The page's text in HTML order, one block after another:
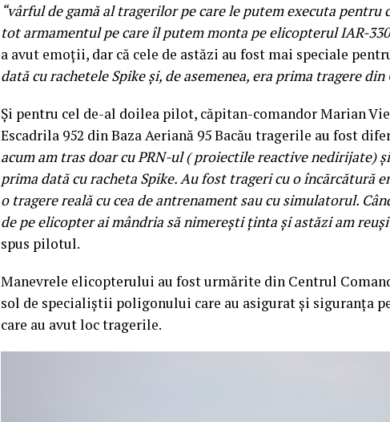
“vârful de gamă al tragerilor pe care le putem executa pentru
tot armamentul pe care îl putem monta pe elicopterul IAR-330
a avut emoții, dar că cele de astăzi au fost mai speciale
dată cu rachetele Spikeși, de asemenea, era prima tragere din
Și pentru cel de-al doilea pilot, căpitan-comandor Marian
Escadrila 952 din Baza Aeriană 95 Bacău tragerile au fost
acum am tras doar cu PRN-ul ( proiectile reactive nedirijate)
prima dată cu racheta Spike. Au fost trageri cu o încărcătură
o tragere reală cu cea de antrenament sau cu simulatorul.
de pe elicopter ai mândria să nimerești ținta și astăzi am
spus pilotul.
Manevrele elicopterului au fost urmărite din Centrul
sol de specialiștii poligonului care au asigurat și siguranța
care au avut loc tragerile.